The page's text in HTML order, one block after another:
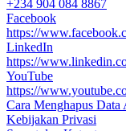
+234 904 084 8867
Facebook
https://
LinkedIn
https://
YouTube
https://
Cara Menghapus Data
Kebijakan Privasi